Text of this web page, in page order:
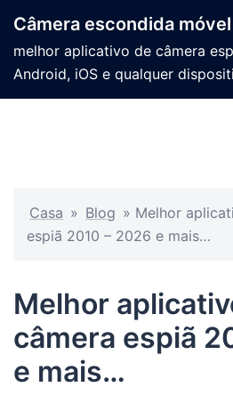
Câmera escondida móvel
melhor aplicativo de câmera
Android, iOS e qualquer
Casa » Blog » Melhor
espiã 2010 – 2026 e mais…
Melhor
câmera espiã
e mais…